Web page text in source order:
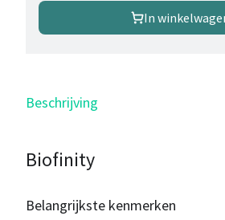
In
Beschrijving
Biofinity
Belangrijkste kenmerken